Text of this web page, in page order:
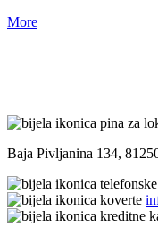
More
Baja Pivljanina 134,